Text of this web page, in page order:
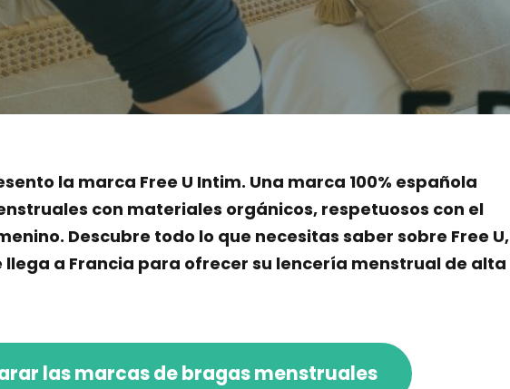
la marca Free U Intim. Una marca 100% española
con materiales orgánicos, respetuosos con el
Descubre todo lo que necesitas saber sobre Free U,
a Francia para ofrecer su lencería menstrual de alta
las marcas de bragas menstruales